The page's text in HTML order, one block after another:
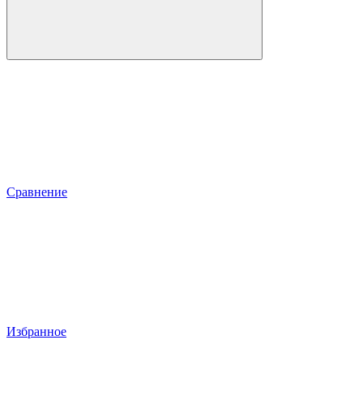
Сравнение
Избранное